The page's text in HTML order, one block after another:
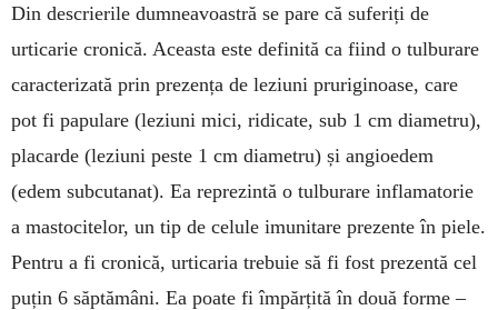
Din descrierile dumneavoastră se pare că suferiți de
urticarie cronică. Aceasta este definită ca fiind o tulburare
caracterizată prin prezența de leziuni pruriginoase, care
pot fi papulare (leziuni mici, ridicate, sub 1 cm diametru),
placarde (leziuni peste 1 cm diametru) și angioedem
(edem subcutanat). Ea reprezintă o tulburare inflamatorie
a mastocitelor, un tip de celule imunitare prezente în piele.
Pentru a fi cronică, urticaria trebuie să fi fost prezentă cel
puțin 6 săptămâni. Ea poate fi împărțită în două forme –